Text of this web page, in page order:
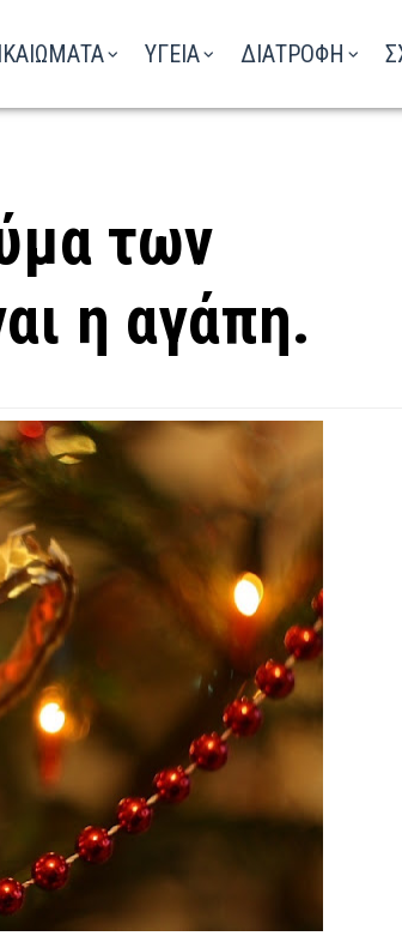
ΥΓΕΙΑ ΔΙΑΤΡΟΦΗ
ΤΟ ΡΑΔΙΟΦΩΝΟ
των
η αγάπη.